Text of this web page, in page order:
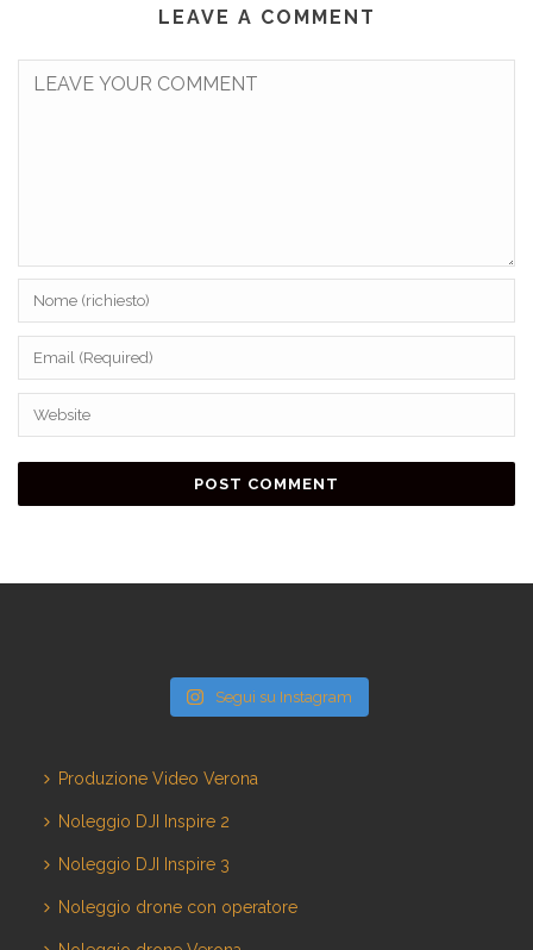
LEAVE A COMMENT
Segui su Instagram
Produzione Video Verona
Noleggio DJI Inspire 2
Noleggio DJI Inspire 3
Noleggio drone con operatore